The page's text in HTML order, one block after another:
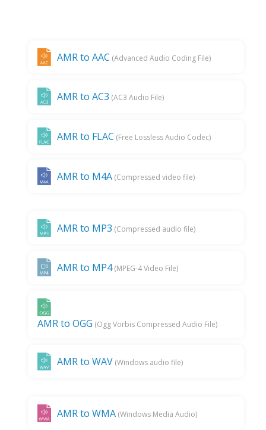
AMR to AAC (Advanced Audio Coding File)
AMR to AC3 (AC3 Audio File)
AMR to FLAC (Free Lossless Audio Codec)
AMR to M4A (Compressed video file)
AMR to MP3 (Compressed audio file)
AMR to MP4(MPEG-4 Video File)
AMR to OGG (Ogg Vorbis Compressed Audio File)
AMR to WAV (Windows audio file)
AMR to WMA (Windows Media Audio)